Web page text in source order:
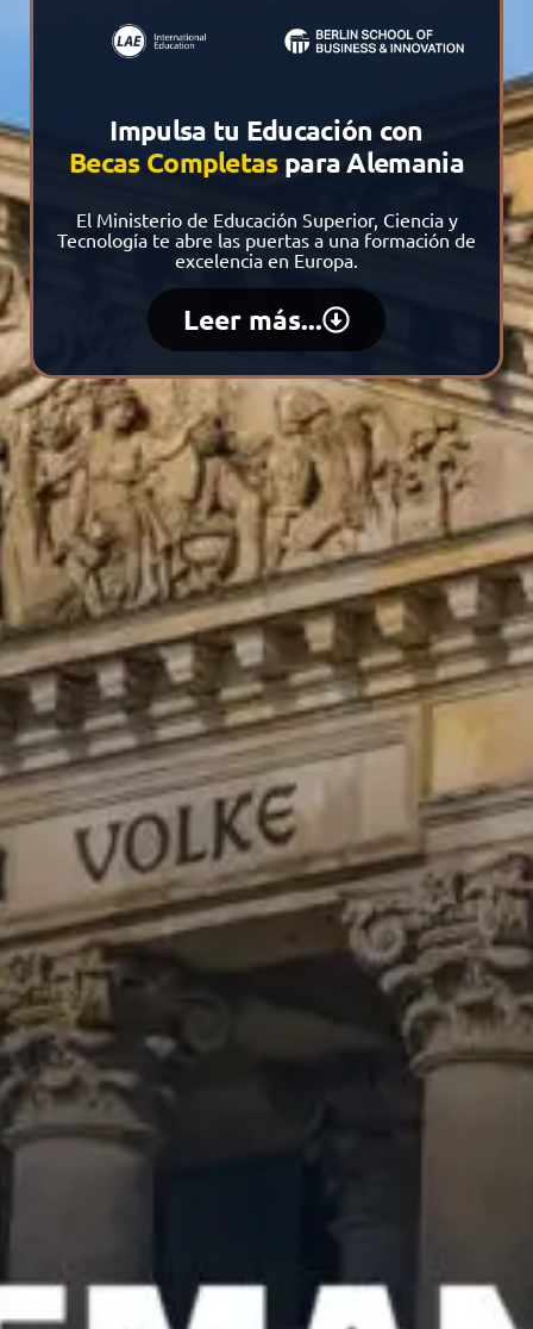
Impulsa tu Educación con
Becas Completas para Alemania
El Ministerio de Educación Superior, Ciencia y
Tecnología te abre las puertas a una formación de
excelencia en Europa.
Leer más...